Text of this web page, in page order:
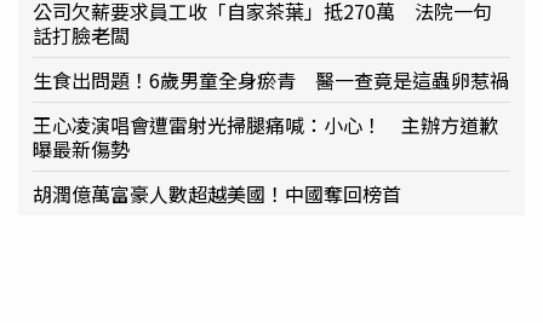
公司欠薪要求員工收「自家茶葉」抵270萬 法院一句
話打臉老闆
生食出問題！6歲男童全身瘀青 醫一查竟是這蟲卵惹禍
王心凌演唱會遭雷射光掃腿痛喊：小心！ 主辦方道歉
曝最新傷勢
胡潤億萬富豪人數超越美國！中國奪回榜首